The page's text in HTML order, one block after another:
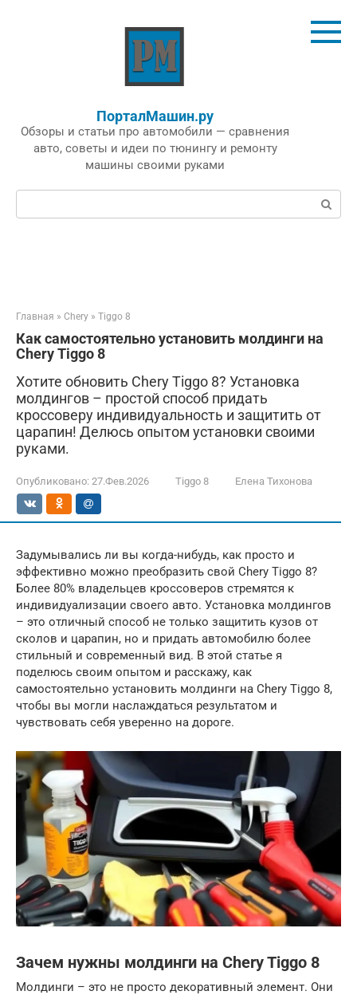
ПорталМашин.ру
Обзоры и статьи про автомобили — сравнения
авто, советы и идеи по тюнингу и ремонту
машины своими руками
Поиск:
Главная » Chery » Tiggo 8
Как самостоятельно установить молдинги на
Chery Tiggo 8
Хотите обновить Chery Tiggo 8? Установка
молдингов – простой способ придать
кроссоверу индивидуальность и защитить от
царапин! Делюсь опытом установки своими
руками.
Опубликовано: 27.Фев.2026 Tiggo 8 Елена Тихонова
Задумывались ли вы когда-нибудь, как просто и
эффективно можно преобразить свой Chery Tiggo 8?
Более 80% владельцев кроссоверов стремятся к
индивидуализации своего авто. Установка молдингов
– это отличный способ не только защитить кузов от
сколов и царапин, но и придать автомобилю более
стильный и современный вид. В этой статье я
поделюсь своим опытом и расскажу, как
самостоятельно установить молдинги на Chery Tiggo 8,
чтобы вы могли наслаждаться результатом и
чувствовать себя уверенно на дороге.
Зачем нужны молдинги на Chery Tiggo 8
Молдинги – это не просто декоративный элемент. Они